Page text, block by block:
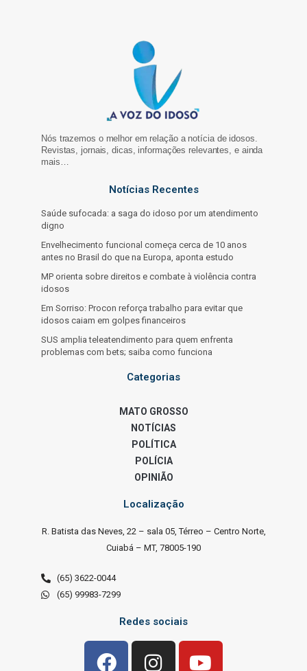
Nós trazemos o melhor em relação a notícia de idosos.
Revistas, jornais, dicas, informações relevantes, e ainda
mais…
Notícias Recentes
Saúde sufocada: a saga do idoso por um atendimento
digno
Envelhecimento funcional começa cerca de 10 anos
antes no Brasil do que na Europa, aponta estudo
MP orienta sobre direitos e combate à violência contra
idosos
Em Sorriso: Procon reforça trabalho para evitar que
idosos caiam em golpes financeiros
SUS amplia teleatendimento para quem enfrenta
problemas com bets; saiba como funciona
Categorias
MATO GROSSO
NOTÍCIAS
POLÍTICA
POLÍCIA
OPINIÃO
Localização
R. Batista das Neves, 22 – sala 05, Térreo – Centro Norte,
Cuiabá – MT, 78005-190
(65) 3622-0044
(65) 99983-7299
Redes sociais